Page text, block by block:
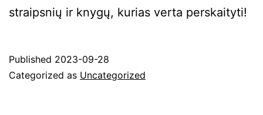
straipsnių ir knygų, kurias verta perskaityti!
Published 2023-09-28
Categorized as Uncategorized